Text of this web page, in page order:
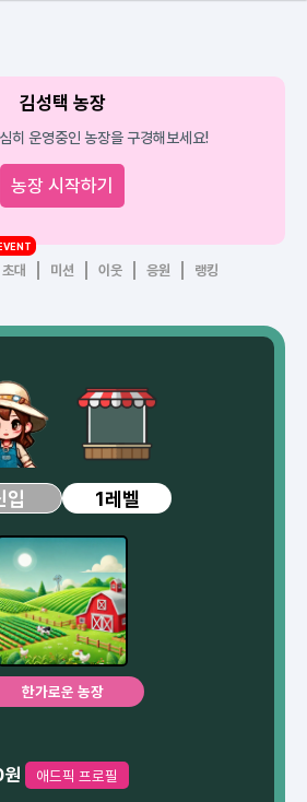
김성택 농장
히 운영중인 농장을 구경해보세요!
농장 시작하기
초대 미션 이웃 응원 랭킹
입 1레벨
한가로운 농장
애드픽 프로필